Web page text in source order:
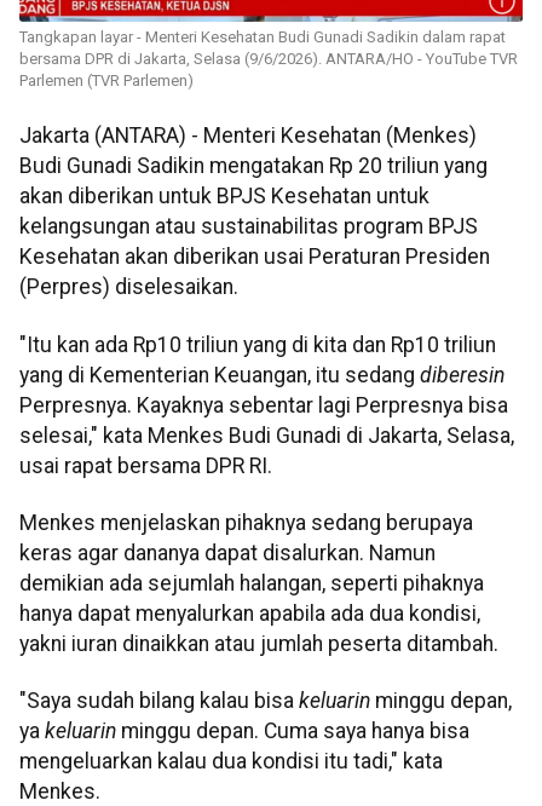
Tangkapan layar - Menteri Kesehatan Budi Gunadi Sadikin dalam rapat
bersama DPR di Jakarta, Selasa (9/6/2026). ANTARA/HO - YouTube TVR
Parlemen (TVR Parlemen)
Jakarta (ANTARA) - Menteri Kesehatan (Menkes)
Budi Gunadi Sadikin mengatakan Rp 20 triliun yang
akan diberikan untuk BPJS Kesehatan untuk
kelangsungan atau sustainabilitas program BPJS
Kesehatan akan diberikan usai Peraturan Presiden
(Perpres) diselesaikan.
"Itu kan ada Rp10 triliun yang di kita dan Rp10 triliun
yang di Kementerian Keuangan, itu sedang diberesin
Perpresnya. Kayaknya sebentar lagi Perpresnya bisa
selesai," kata Menkes Budi Gunadi di Jakarta, Selasa,
usai rapat bersama DPR RI.
Menkes menjelaskan pihaknya sedang berupaya
keras agar dananya dapat disalurkan. Namun
demikian ada sejumlah halangan, seperti pihaknya
hanya dapat menyalurkan apabila ada dua kondisi,
yakni iuran dinaikkan atau jumlah peserta ditambah.
"Saya sudah bilang kalau bisa keluarin minggu depan,
ya keluarin minggu depan. Cuma saya hanya bisa
mengeluarkan kalau dua kondisi itu tadi," kata
Menkes.